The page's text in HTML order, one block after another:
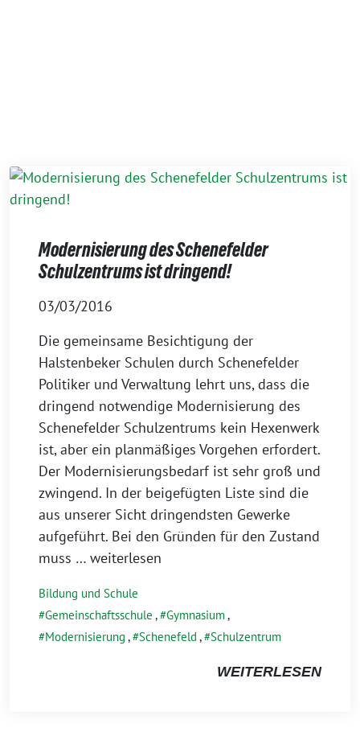
Modernisierung des Schenefelder
Schulzentrums ist dringend!
03/03/2016
Die gemeinsame Besichtigung der
Halstenbeker Schulen durch Schenefelder
Politiker und Verwaltung lehrt uns, dass die
dringend notwendige Modernisierung des
Schenefelder Schulzentrums kein Hexenwerk
ist, aber ein planmäßiges Vorgehen erfordert.
Der Modernisierungsbedarf ist sehr groß und
zwingend. In der beigefügten Liste sind die
aus unserer Sicht dringendsten Gewerke
aufgeführt. Bei den Gründen für den Zustand
muss … weiterlesen
Bildung und Schule
Gemeinschaftsschule , Gymnasium,
Modernisierung , Schenefeld , Schulzentrum
WEITERLESEN